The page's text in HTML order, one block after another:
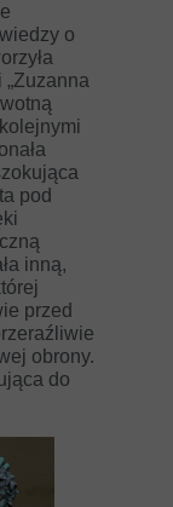
o
pod
inną,
przed
obrony.
do